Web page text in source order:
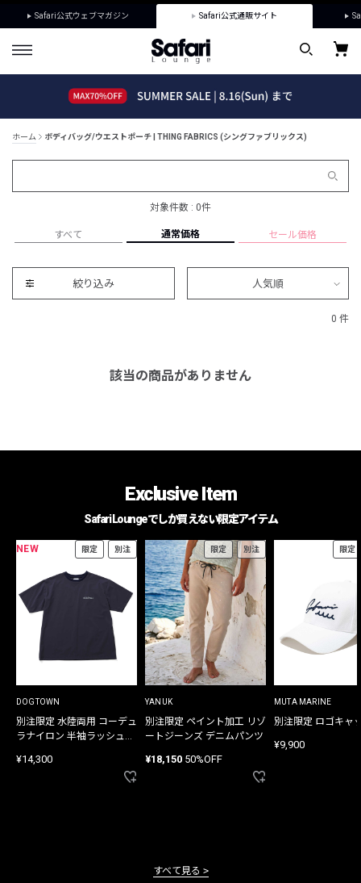
Safari公式ウェブマガジン Safari公式通販サイト
ホーム ボディバッグ/ウエストポーチ | THING FABRICS (シングファブリックス)
対象件数 : 0件
すべて 通常価格 セール価格
絞り込み 人気順
0 件
該当の商品がありません
Exclusive Item
Safari Loungeでしか買えない限定アイテム
NEW 限定 別注
DOGTOWN
別注限定 水陸両用 コーデュ
ラナイロン 半袖ラッシュガ
¥14,300
限定 別注
YANUK
別注限定 ペイント加工 リゾ
ートジーンズ デニムパンツ
¥18,150 50%OFF
限定
MUTA MARINE
別注限定 ロゴキャ
¥9,900
すべて見る